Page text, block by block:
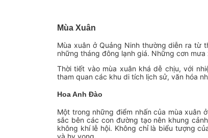
Mùa Xuân
Mùa xuân ở Quảng Ninh thường diễn ra từ
những tháng đông lạnh giá. Những cơn
Thời tiết vào mùa xuân khá dễ chịu, với
tham quan các khu di tích lịch sử, văn hóa
Hoa Anh Đào
Một trong những điểm nhấn của mùa xuân
sắc bên các con đường tạo nên khung
không khí lễ hội. Không chỉ là biểu tượng
và hy vọng.